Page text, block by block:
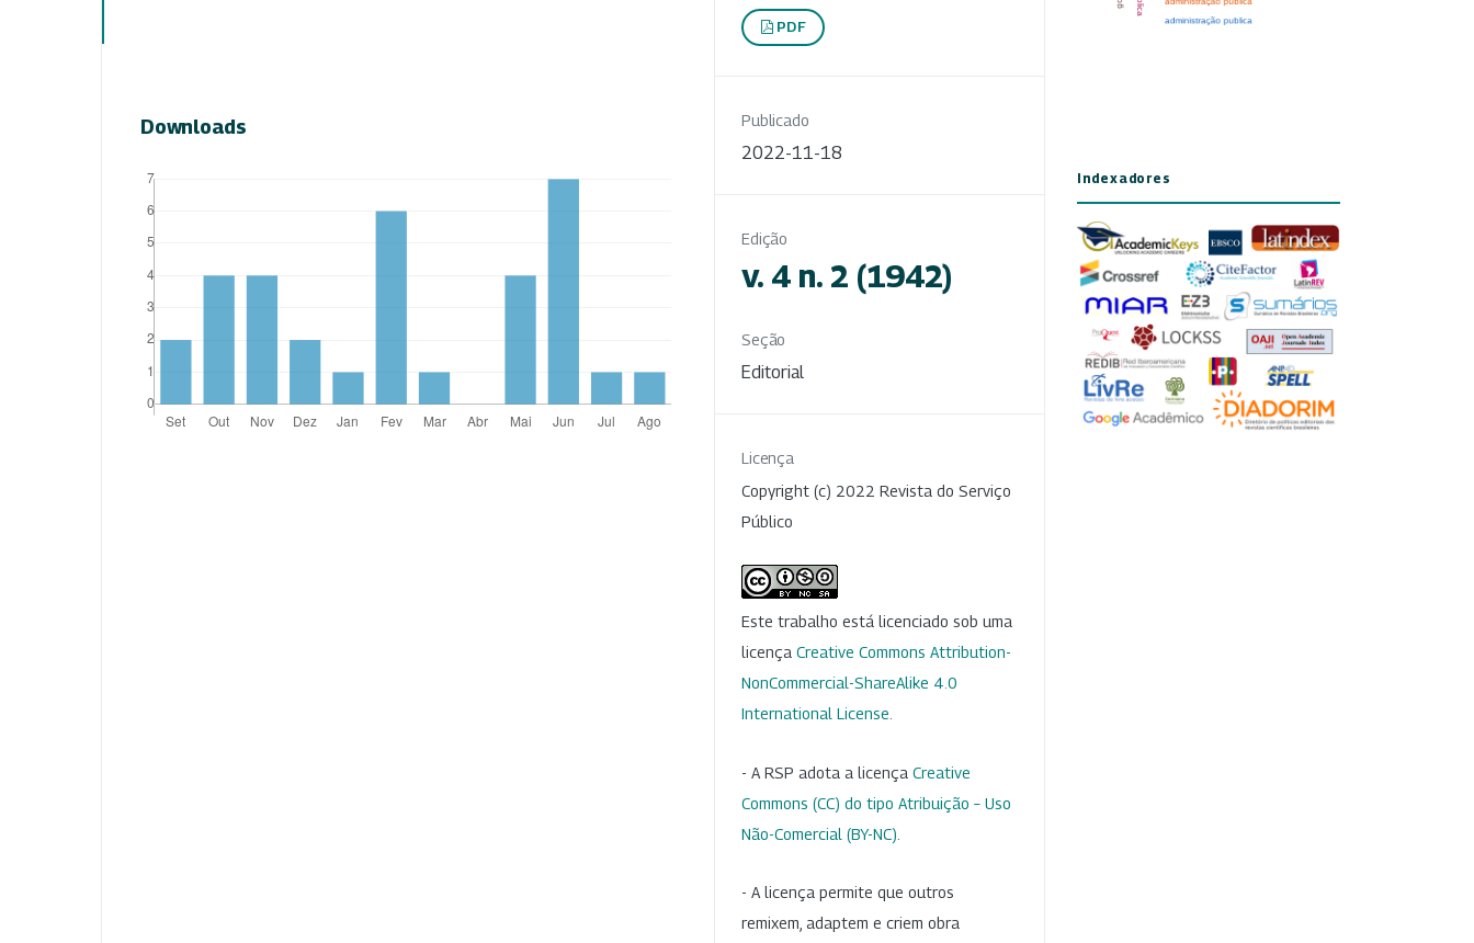
Downloads
PDF
Publicado
2022-11-18
Edição
v. 4 n. 2 (1942)
Seção
Editorial
Licença
Copyright (c) 2022 Revista do Serviço
Público
Este trabalho está licenciado sob uma
licença Creative Commons Attribution-
NonCommercial-ShareAlike 4.0
International License
- A RSP adota a licença Creative
Commons (CC) do tipo Atribuição – Uso
Não-Comercial (BY-NC)
- A licença permite que outros
remixem, adaptem e criem obra
Indexadores